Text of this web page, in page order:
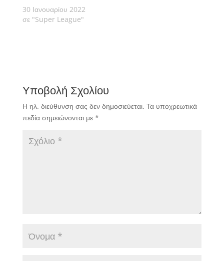
30 Ιανουαρίου 2022
σε "Super League"
Υποβολή Σχολίου
Η ηλ. διεύθυνση σας δεν δημοσιεύεται. Τα υποχρεωτικά
πεδία σημειώνονται με *